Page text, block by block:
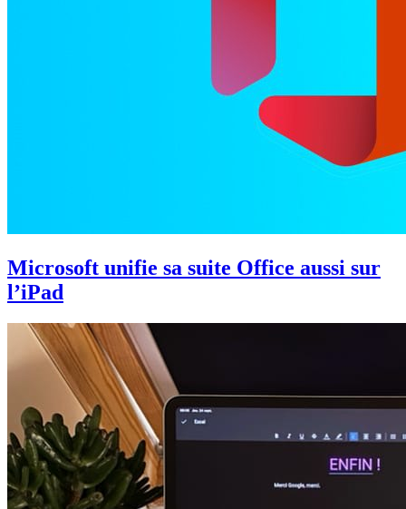
Microsoft unifie sa suite Office aussi sur
l’iPad